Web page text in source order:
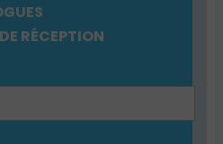
RÉCEPTION